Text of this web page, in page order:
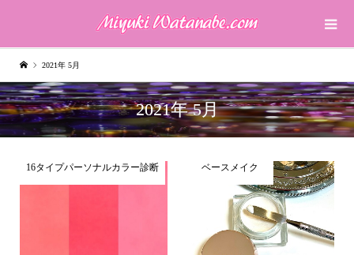
2021年 5月
2021年 5月
16タイプパーソナルカラー診断 ベースメイク